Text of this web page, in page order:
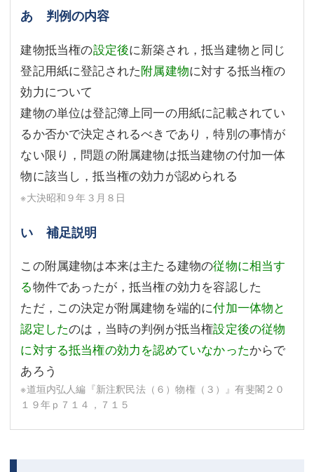
あ 判例の内容
建物抵当権の設定後に新築され，抵当建物と同じ
登記用紙に登記された附属建物に対する抵当権の
効力について
建物の単位は登記簿上同一の用紙に記載されてい
るか否かで決定されるべきであり，特別の事情が
ない限り，問題の附属建物は抵当建物の付加一体
物に該当し，抵当権の効力が認められる
※大決昭和９年３月８日
い 補足説明
この附属建物は本来は主たる建物の従物に相当す
る物件であったが，抵当権の効力を容認した
ただ，この決定が附属建物を端的に付加一体物と
認定したのは，当時の判例が抵当権設定後の従物
に対する抵当権の効力を認めていなかったからで
あろう
※道垣内弘人編『新注釈民法（６）物権（３）』有斐閣２０
１９年ｐ７１４，７１５